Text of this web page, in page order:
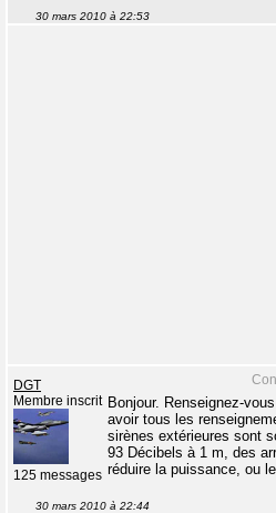
30 mars 2010 à 22:53
DGT
Membre inscrit
125 messages
Bonjour. Renseignez-
avoir tous les
sirènes extérieures sont
93 Décibels à 1 m, des
réduire la puissance, ou
30 mars 2010 à 22:44